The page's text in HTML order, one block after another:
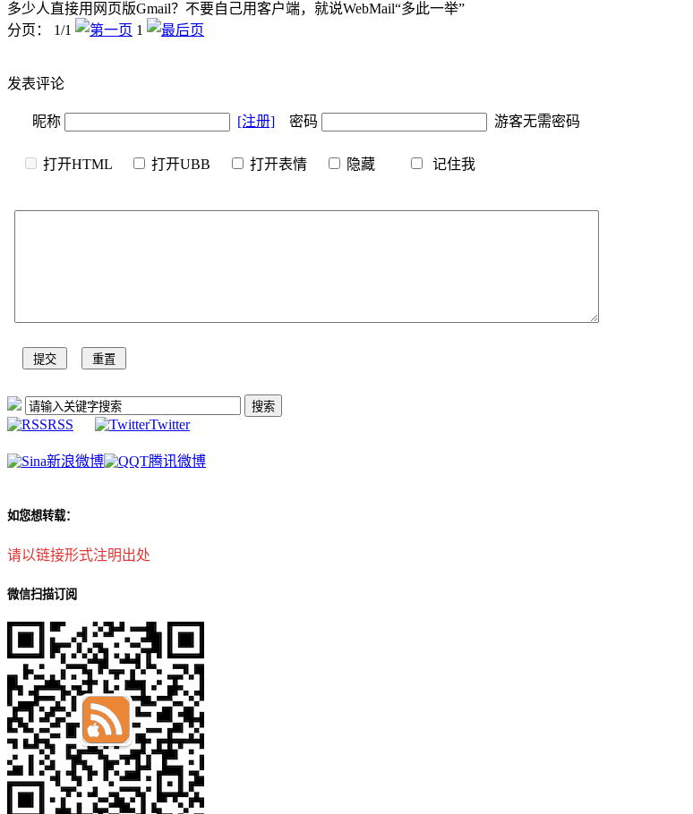
多少人直接用网页版Gmail？不要自己用客户端，就说WebMail“多此一举”
分页： 1/1
1
发表评论
昵称 [注册] 密码 游客无需密码
打开HTML 打开UBB 打开表情 隐藏 记住我
RSS Twitter
新浪微博 腾讯微博
如您想转载：
请以链接形式注明出处
微信扫描订阅